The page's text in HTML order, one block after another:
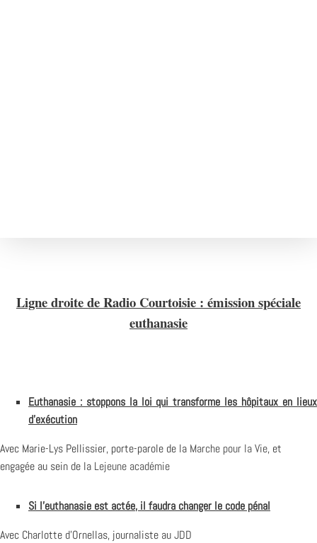
Ligne droite de Radio Courtoisie : émission spéciale
euthanasie
Euthanasie : stoppons la loi qui transforme les hôpitaux en lieux
d’exécution
Avec Marie-Lys Pellissier, porte-parole de la Marche pour la Vie, et
engagée au sein de la Lejeune académie
Si l’euthanasie est actée, il faudra changer le code pénal
Avec Charlotte d’Ornellas, journaliste auJDD